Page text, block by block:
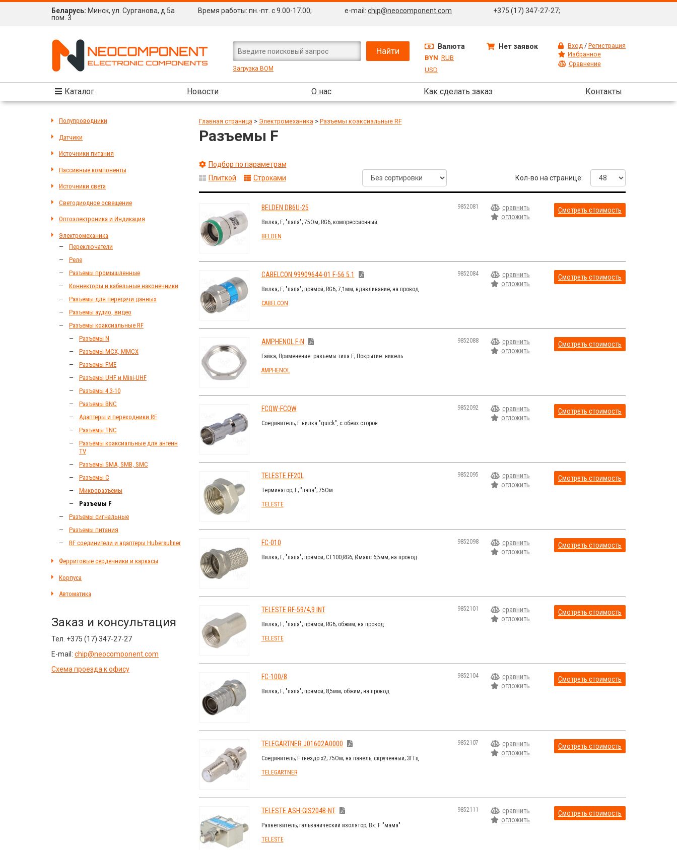
Беларусь: Минск, ул. Сурганова, д.5а
пом. 3
Время работы: пн.-пт. с 9.00-17.00; e-mail: chip@neocomponent.com +375 (17) 347-27-27;
Загрузка BOM
Валюта
BYN RUB
USD
Нет заявок Вход/ Регистрация
Избранное
Сравнение
Каталог Новости О нас Как сделать заказ Контакты
Полупроводники
Датчики
Источники питания
Пассивные компоненты
Источники света
Светодиодное освещение
Оптоэлектроника и Индикация
Электромеханика
Переключатели
Реле
Разъeмы промышленные
Коннекторы и кабельные наконечники
Разъeмы для передачи данных
Разъeмы аудио, видео
Разъeмы коаксиальные RF
Разъeмы N
Разъeмы MCX, MMCX
Разъeмы FME
Разъeмы UHF и Mini-UHF
Разъeмы 4.3-10
Разъeмы BNC
Адаптеры и переходники RF
Разъeмы TNC
Разъeмы коаксиальные для антенн
TV
Разъeмы SMA, SMB, SMC
Разъeмы C
Микроразъемы
Разъeмы F
Разъeмы сигнальные
Разъeмы питания
RF соединители и адаптеры Hubersuhner
Ферритовые сердечники и каркасы
Корпуса
Автоматика
Заказ и консультация
Тел. +375 (17) 347-27-27
E-mail: chip@neocomponent.com
Схема проезда к офису
Главная страница> Электромеханика> Разъeмы коаксиальные RF
Разъeмы F
Подбор по параметрам
Плиткой
Строками Кол-во на странице:
BELDEN DB6U-25
Вилка; F; "папа"; 75Ом; RG6; компрессионный
BELDEN
9852081
сравнить
отложить
Смотреть стоимость
CABELCON 99909644-01 F-56 5.1
Вилка; F; "папа"; прямой; RG6; 7,1мм; вдавливание; на провод
CABELCON
9852084
сравнить
отложить
Смотреть стоимость
AMPHENOL F-N
Гайка; Применение: разъемы типа F; Покрытие: никель
AMPHENOL
9852088
сравнить
отложить
Смотреть стоимость
FCQW-FCQW
Соединитель; F вилка "quick", с обеих сторон
9852092
сравнить
отложить
Смотреть стоимость
TELESTE FF20L
Терминатор; F; "папа"; 75Ом
TELESTE
9852095
сравнить
отложить
Смотреть стоимость
FC-010
Вилка; F; "папа"; прямой; CT100,RG6; Øмакс:6,5мм; на провод
9852098
сравнить
отложить
Смотреть стоимость
TELESTE RF-59/4,9 INT
Вилка; F; "папа"; прямой; RG6; обжим; на провод
TELESTE
9852101
сравнить
отложить
Смотреть стоимость
FC-100/8
Вилка; F; "папа"; прямой; 8,5мм; обжим; на провод
9852104
сравнить
отложить
Смотреть стоимость
TELEGÄRTNER J01602A0000
Соединитель; F гнездо x2; 75Ом; на панель, скрученный; 3ГГц
TELEGÄRTNER
9852107
сравнить
отложить
Смотреть стоимость
TELESTE ASH-GIS204B-NT
Разветвитель; гальванический изолятор; Вх: F "мама"
TELESTE
9852111
сравнить
отложить
Смотреть стоимость